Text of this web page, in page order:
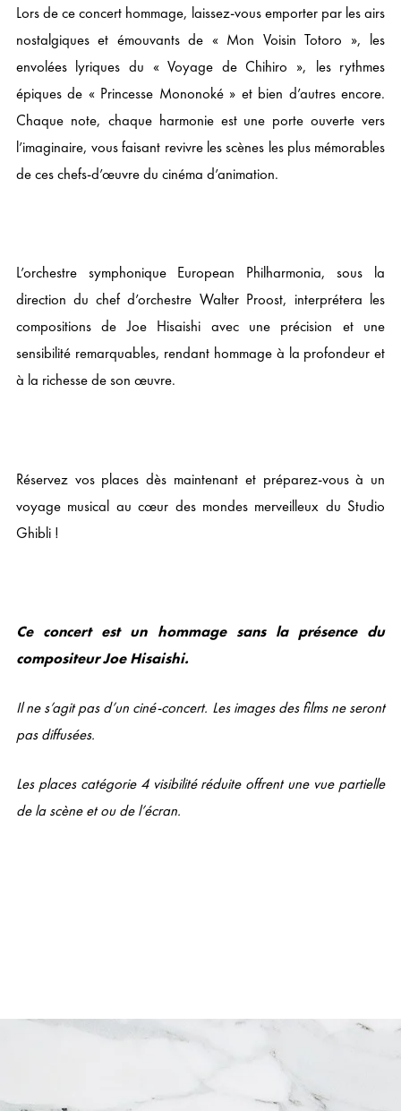
Lors de ce concert hommage, laissez-vous emporter par les airs
nostalgiques et émouvants de « Mon Voisin Totoro », les
envolées lyriques du « Voyage de Chihiro », les rythmes
épiques de « Princesse Mononoké » et bien d’autres encore.
Chaque note, chaque harmonie est une porte ouverte vers
l’imaginaire, vous faisant revivre les scènes les plus mémorables
de ces chefs-d’œuvre du cinéma d’animation.
L’orchestre symphonique European Philharmonia, sous la
direction du chef d’orchestre Walter Proost, interprétera les
compositions de Joe Hisaishi avec une précision et une
sensibilité remarquables, rendant hommage à la profondeur et
à la richesse de son œuvre.
Réservez vos places dès maintenant et préparez-vous à un
voyage musical au cœur des mondes merveilleux du Studio
Ghibli !
Ce concert est un hommage sans la présence du
compositeur Joe Hisaishi.
Il ne s’agit pas d’un ciné-concert. Les images des films ne seront
pas diffusées.
Les places catégorie 4 visibilité réduite offrent une vue partielle
de la scène et ou de l’écran.